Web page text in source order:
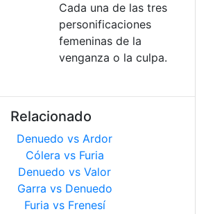
Cada una de las tres
personificaciones
femeninas de la
venganza o la culpa.
Relacionado
Denuedo vs Ardor
Cólera vs Furia
Denuedo vs Valor
Garra vs Denuedo
Furia vs Frenesí